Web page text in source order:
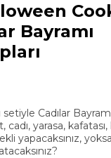
Bayramı
setiyle Cadılar
cadı, yarasa,
yapacaksınız,